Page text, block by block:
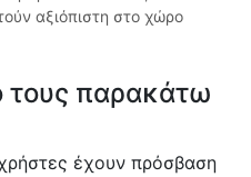
αξιόπιστη στο χώρο
τους παρακάτω
έχουν πρόσβαση